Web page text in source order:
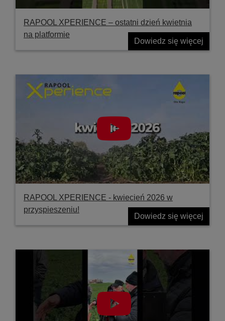
RAPOOL XPERIENCE – ostatni dzień kwietnia
na platformie
Dowiedz się więcej
RAPOOL XPERIENCE - kwiecień 2026 w
przyspieszeniu!
Dowiedz się więcej